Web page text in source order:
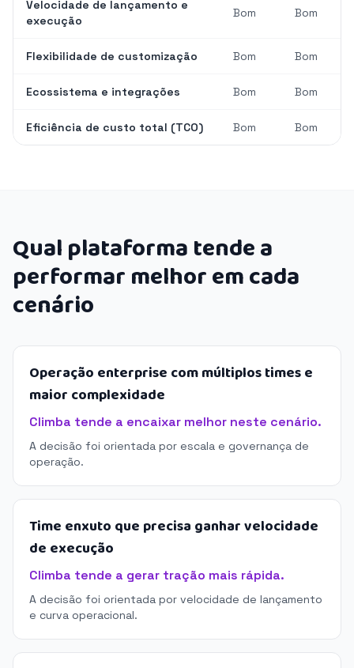
Velocidade de lançamento e
execução
Bom Bom
Flexibilidade de customização Bom Bom
Ecossistema e integrações Bom Bom
Eficiência de custo total (TCO) Bom Bom
Qual plataforma tende a
performar melhor em cada
cenário
Operação enterprise com múltiplos times e
maior complexidade
Climba tende a encaixar melhor neste cenário.
A decisão foi orientada por escala e governança de
operação.
Time enxuto que precisa ganhar velocidade
de execução
Climba tende a gerar tração mais rápida.
A decisão foi orientada por velocidade de lançamento
e curva operacional.